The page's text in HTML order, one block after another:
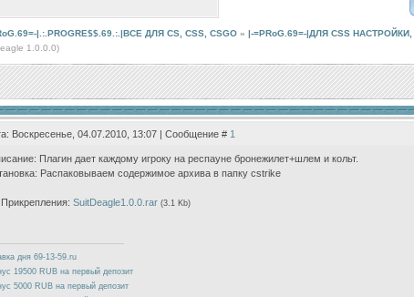
|.:.PROGRE$$.69.:.|ВСЕ ДЛЯ CS, CSS, CSGO » |-=PRoG.69=-|ДЛЯ CSS НАСТРОЙКИ,
1.0.0.0)
Воскресенье, 04.07.2010, 13:07 | Сообщение # 1
Плагин дает каждому игроку на респауне бронежилет+шлем и кольт.
Распаковываем содержимое архива в папку cstrike
Прикрепления: SuitDeagle1.0.0.rar (3.1 Kb)
дня 69-13-59.ru
19500 RUB на первый депозит
5000 RUB на первый депозит